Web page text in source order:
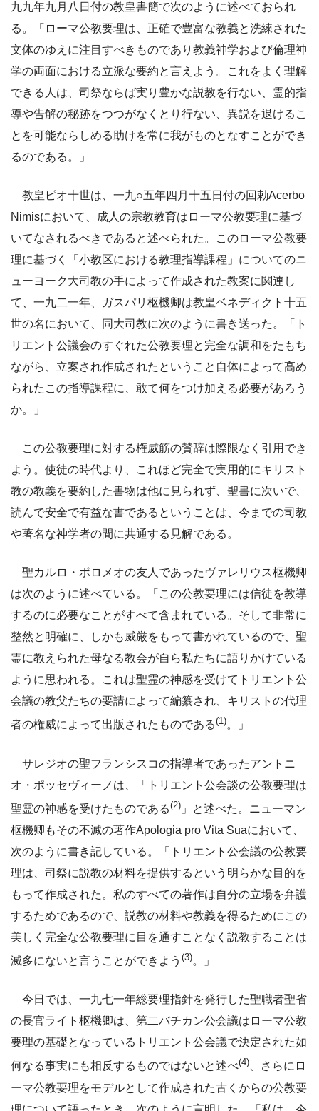
九九年九月八日付の教皇書簡で次のように述べておられ
る。「ローマ公教要理は、正確で豊富な教義と洗練された
文体のゆえに注目すべきものであり教義神学および倫理神
学の両面における立派な要約と言えよう。これをよく理解
できる人は、司祭ならば実り豊かな説教を行ない、霊的指
導や告解の秘跡をつつがなくとり行ない、異説を退けるこ
とを可能ならしめる助けを常に我がものとなすことができ
るのである。」
教皇ピオ十世は、一九○五年四月十五日付の回勅Acerbo
Nimisにおいて、成人の宗教教育はローマ公教要理に基づ
いてなされるべきであると述べられた。このローマ公教要
理に基づく「小教区における教理指導課程」についてのニ
ューヨーク大司教の手によって作成された教案に関連し
て、一九二一年、ガスパリ枢機卿は教皇ベネディクト十五
世の名において、同大司教に次のように書き送った。「ト
リエント公議会のすぐれた公教要理と完全な調和をたもち
ながら、立案され作成されたということ自体によって高め
られたこの指導課程に、敢て何をつけ加える必要があろう
か。」
この公教要理に対する権威筋の賛辞は際限なく引用でき
よう。使徒の時代より、これほど完全で実用的にキリスト
教の教義を要約した書物は他に見られず、聖書に次いで、
読んで安全で有益な書であるということは、今までの司教
や著名な神学者の間に共通する見解である。
聖カルロ・ボロメオの友人であったヴァレリウス枢機卿
は次のように述べている。「この公教要理には信徒を教導
するのに必要なことがすべて含まれている。そして非常に
整然と明確に、しかも威厳をもって書かれているので、聖
霊に教えられた母なる教会が自ら私たちに語りかけている
ように思われる。これは聖霊の神感を受けてトリエント公
会議の教父たちの要請によって編纂され、キリストの代理
者の権威によって出版されたものである(1)。」
サレジオの聖フランシスコの指導者であったアントニ
オ・ポッセヴィーノは、「トリエント公会談の公教要理は
聖霊の神感を受けたものである(2) 」と述べた。ニューマン
枢機卿もその不滅の著作Apologia pro Vita Suaにおいて、
次のように書き記している。「トリエント公会議の公教要
理は、司祭に説教の材料を提供するという明らかな目的を
もって作成された。私のすべての著作は自分の立場を弁護
するためであるので、説教の材料や教義を得るためにこの
美しく完全な公教要理に目を通すことなく説教することは
滅多にないと言うことができよう (3)。」
今日では、一九七一年総要理指針を発行した聖職者聖省
の長官ライト枢機卿は、第二バチカン公会議はローマ公教
要理の基礎となっているトリエント公会議で決定された如
何なる事実にも相反するものではないと述べ(4)、さらにロ
ーマ公教要理をモデルとして作成された古くからの公教要